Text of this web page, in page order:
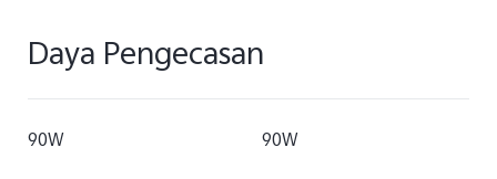
Daya Pengecasan
90W 90W